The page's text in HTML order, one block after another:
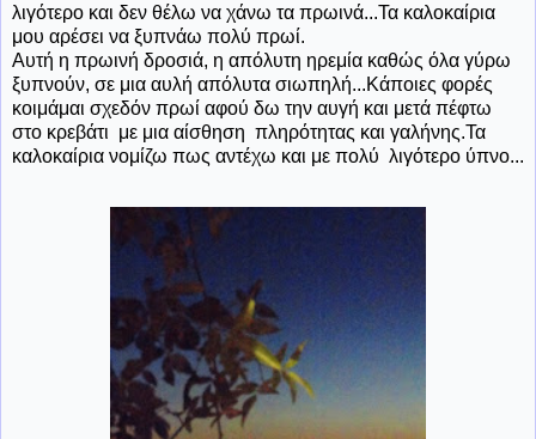
λιγότερο και δεν θέλω να χάνω τα πρωινά...Τα καλοκαίρια
μου αρέσει να ξυπνάω πολύ πρωί.
Αυτή η πρωινή δροσιά, η απόλυτη ηρεμία καθώς όλα γύρω
ξυπνούν, σε μια αυλή απόλυτα σιωπηλή...Κάποιες φορές
κοιμάμαι σχεδόν πρωί αφού δω την αυγή και μετά πέφτω
στο κρεβάτι με μια αίσθηση πληρότητας και γαλήνης.Τα
καλοκαίρια νομίζω πως αντέχω και με πολύ λιγότερο ύπνο...